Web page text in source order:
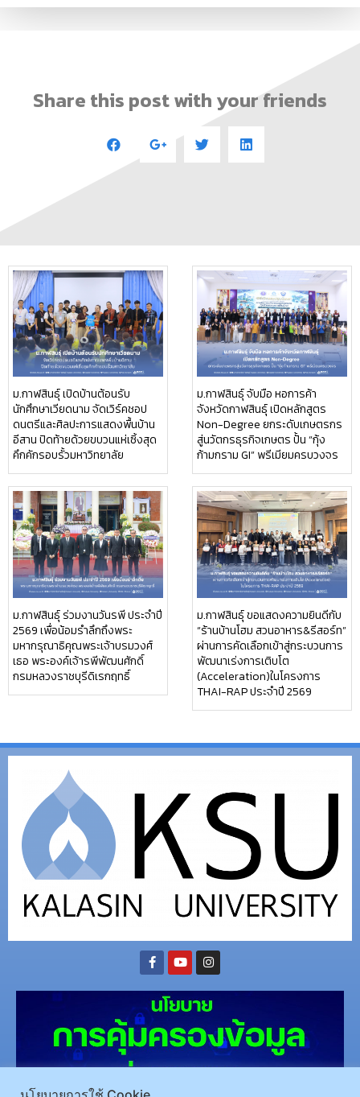
Share this post with your friends
ม.กาฬสินธุ์ เปิดบ้านต้อนรับ
นักศึกษาเวียดนาม จัดเวิร์คชอป
ดนตรีและศิลปะการแสดงพื้นบ้าน
อีสาน ปิดท้ายด้วยขบวนแห่เซิ้งสุด
คึกคักรอบรั้วมหาวิทยาลัย
ม.กาฬสินธุ์ จับมือ หอการค้า
จังหวัดกาฬสินธุ์ เปิดหลักสูตร
Non-Degree ยกระดับเกษตรกร
สู่นวัตกรธุรกิจเกษตร ปั้น “กุ้ง
ก้ามกราม GI” พรีเมียมครบวงจร
ม.กาฬสินธุ์ ร่วมงานวันรพี ประจำปี
2569 เพื่อน้อมรำลึกถึงพระ
มหากรุณาธิคุณพระเจ้าบรมวงศ์
เธอ พระองค์เจ้ารพีพัฒนศักดิ์
กรมหลวงราชบุรีดิเรกฤทธิ์
ม.กาฬสินธุ์ ขอแสดงความยินดีกับ
“ร้านบ้านโฮม สวนอาหาร&รีสอร์ท”
ผ่านการคัดเลือกเข้าสู่กระบวนการ
พัฒนาเร่งการเติบโต
(Acceleration)ในโครงการ
THAI-RAP ประจำปี 2569